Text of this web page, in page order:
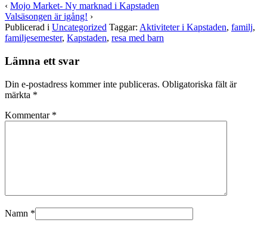
‹ Mojo Market- Ny marknad i Kapstaden
Valsäsongen är igång! ›
Publicerad i Uncategorized Taggar: Aktiviteter i Kapstaden, familj,
familjesemester, Kapstaden, resa med barn
Lämna ett svar
Din e-postadress kommer inte publiceras. Obligatoriska fält är
märkta *
Kommentar *
Namn *